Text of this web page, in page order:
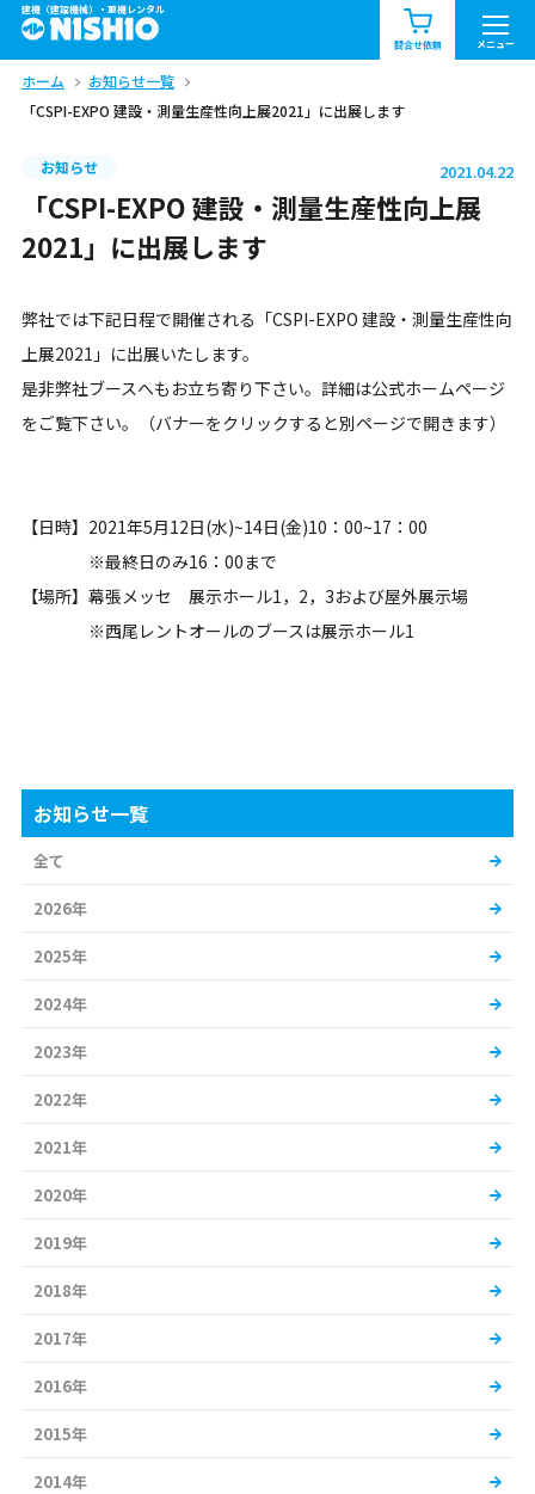
建機（建設機械）・重機レンタル
問合せ依頼 メニュー
商品一覧 お知らせ一覧
問合せ依頼リスト
北海道 東北 関東
中部 関西
九州・沖縄（外部）
ホーム
お知らせ一覧
「CSPI-EXPO 建設・測量生産性向上展2021」に出展します
お知らせ 2021.04.22
「CSPI-EXPO 建設・測量生産性向上展
2021」に出展します
弊社では下記日程で開催される「CSPI-EXPO 建設・測量生産性向
上展2021」に出展いたします。
是非弊社ブースへもお立ち寄り下さい。詳細は公式ホームページ
をご覧下さい。（バナーをクリックすると別ページで開きます）
【日時】2021年5月12日(水)~14日(金)10：00~17：00
※最終日のみ16：00まで
【場所】幕張メッセ 展示ホール1，2，3および屋外展示場
※西尾レントオールのブースは展示ホール1
お知らせ一覧
全て
2026年
2025年
2024年
2023年
2022年
2021年
2020年
2019年
2018年
2017年
2016年
2015年
2014年